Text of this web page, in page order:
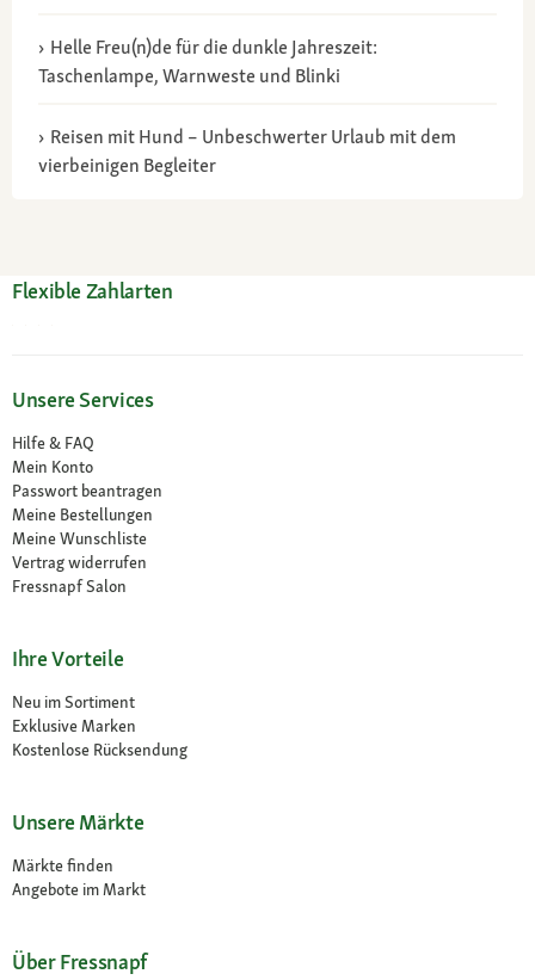
Helle Freu(n)de für die dunkle Jahreszeit:
Taschenlampe, Warnweste und Blinki
Reisen mit Hund – Unbeschwerter Urlaub mit dem
vierbeinigen Begleiter
Flexible Zahlarten
Unsere Services
Hilfe & FAQ
Mein Konto
Passwort beantragen
Meine Bestellungen
Meine Wunschliste
Vertrag widerrufen
Fressnapf Salon
Ihre Vorteile
Neu im Sortiment
Exklusive Marken
Kostenlose Rücksendung
Unsere Märkte
Märkte finden
Angebote im Markt
Über Fressnapf